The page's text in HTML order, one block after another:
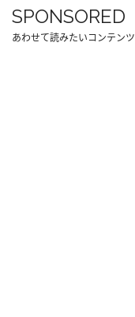
SPONSORED
あわせて読みたいコンテンツ